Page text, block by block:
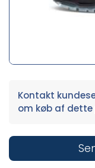
Kontakt
om køb af dette